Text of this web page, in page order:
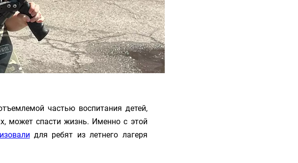
частью воспитания детей,
может спасти жизнь. Именно с этой
для ребят из летнего лагеря